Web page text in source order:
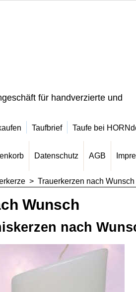
für handverzierte und
Taufbrief Taufe bei
Datenschutz AGB
> Trauerkerzen nach Wunsch
Wunsch
nach